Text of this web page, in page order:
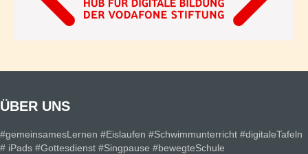
ÜBER UNS
#gemeinsamesLernen #Eislaufen #Schwimmunterricht #digitaleTafeln
# iPads #Gottesdienst #Singpause #bewegteSchule